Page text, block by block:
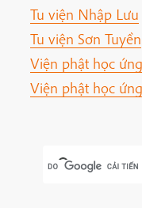
Tu viện Nhập Lưu
Tu viện Sơn Tuyền
Viện phật học
Viện phật học